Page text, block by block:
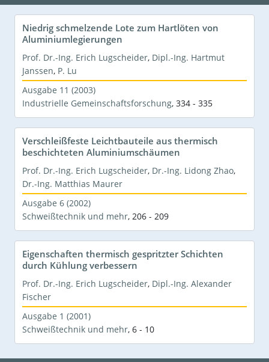
Niedrig schmelzende Lote zum Hartlöten von
Aluminiumlegierungen
Prof. Dr.-Ing. Erich Lugscheider, Dipl.-Ing. Hartmut
Janssen, P. Lu
Ausgabe 11 (2003)
Industrielle Gemeinschaftsforschung, 334 - 335
Verschleißfeste Leichtbauteile aus thermisch
beschichteten Aluminiumschäumen
Prof. Dr.-Ing. Erich Lugscheider, Dr.-Ing. Lidong Zhao,
Dr.-Ing. Matthias Maurer
Ausgabe 6 (2002)
Schweißtechnik und mehr, 206 - 209
Eigenschaften thermisch gespritzter Schichten
durch Kühlung verbessern
Prof. Dr.-Ing. Erich Lugscheider, Dipl.-Ing. Alexander
Fischer
Ausgabe 1 (2001)
Schweißtechnik und mehr, 6 - 10